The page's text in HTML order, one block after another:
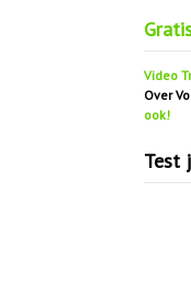
Video
Over
ook!
Test